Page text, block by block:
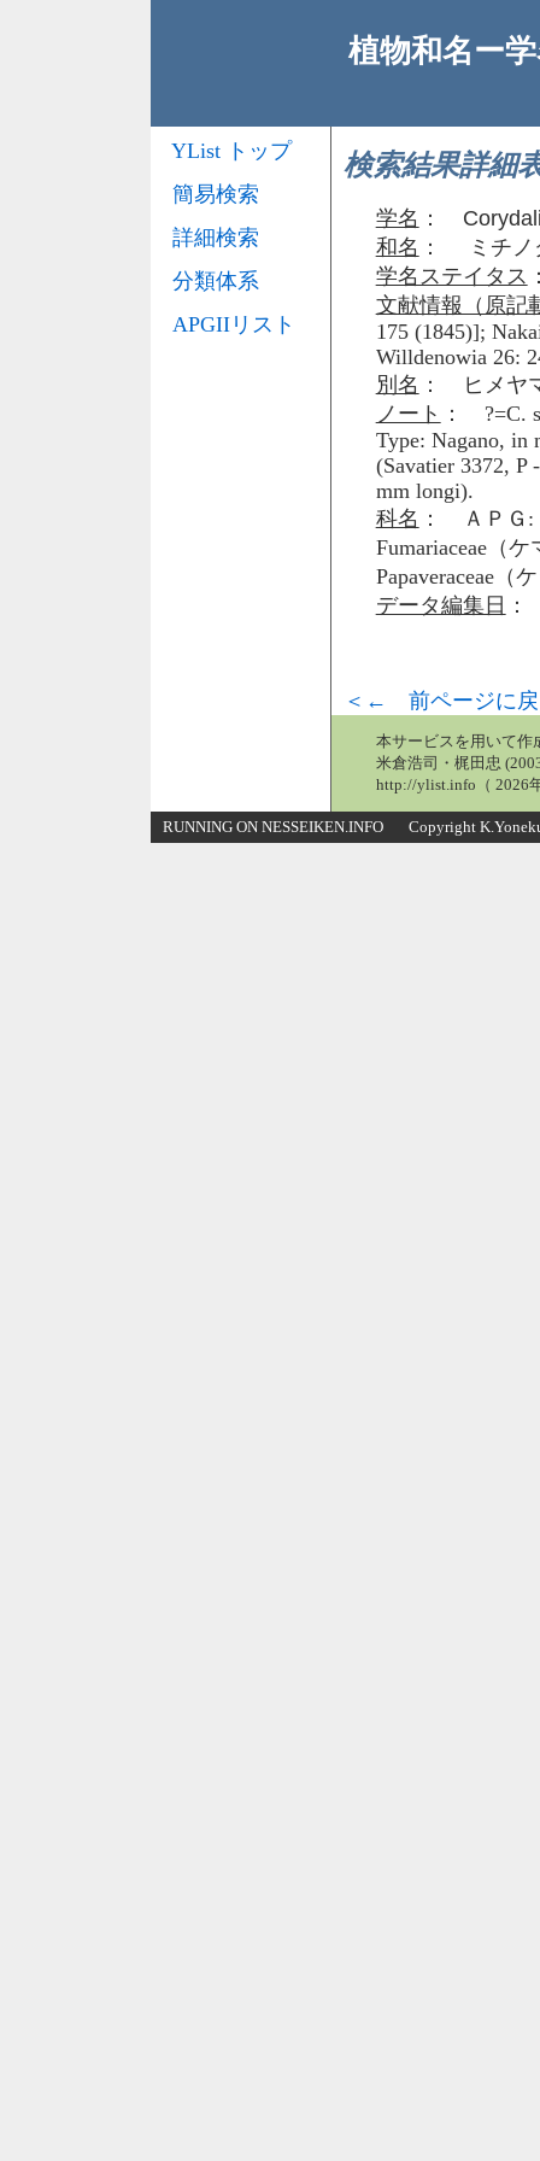
植物和名ー
検索結果詳細
学名 ：
和名 ： ミチノ
学名ステイタス
文献情報（原記
175 (1845)];
Willdenowia 26:
別名 ： ヒメヤ
ノート ： ?=C.
Type: Nagano, in
(Savatier 3372, P
mm longi).
科名 ： ＡＰＧ:
Fumariaceae（
Papaveraceae（
データ編集日
＜← 前ページに戻
YList トップ
簡易検索
詳細検索
分類体系
APGIIリスト
本サービスを用いて作
米倉浩司・梶田忠
http://ylist.info（ 2026
RUNNING ON NESSEIKEN.INFO Copyright